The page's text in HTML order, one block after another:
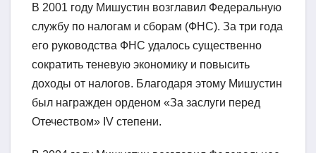
В 2001 году Мишустин возглавил Федеральную
службу по налогам и сборам (ФНС). За три года
его руководства ФНС удалось существенно
сократить теневую экономику и повысить
доходы от налогов. Благодаря этому Мишустин
был награжден орденом «За заслуги перед
Отечеством» IV степени.